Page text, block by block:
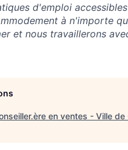
d'emploi
à n'importe
et nous travaillerons
en ventes - Ville de